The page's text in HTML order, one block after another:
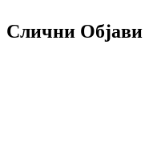
Слични Објави